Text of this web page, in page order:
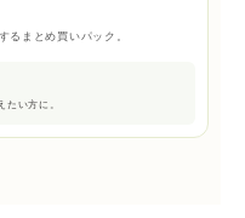
るまとめ買いパック。
たい方に。